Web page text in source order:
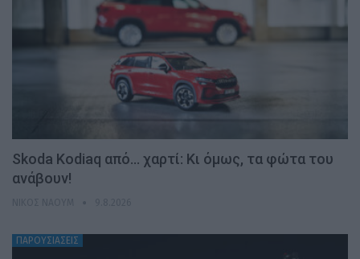
Skoda Kodiaq από… χαρτί: Κι όμως, τα φώτα του
ανάβουν!
ΠΑΡΟΥΣΙΑΣΕΙΣ